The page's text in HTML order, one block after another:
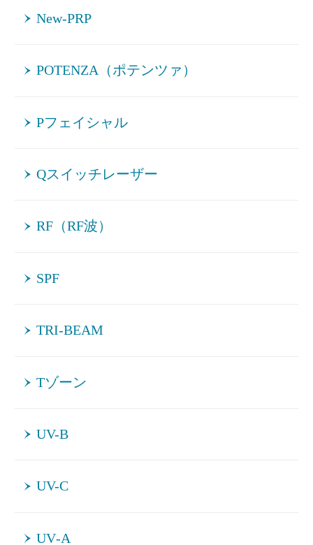
New-PRP
POTENZA（ポテンツァ）
Pフェイシャル
Qスイッチレーザー
RF（RF波）
SPF
TRI-BEAM
Tゾーン
UV-B
UV-C
UV‐A